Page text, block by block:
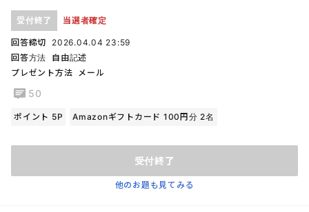
受付終了 当選者確定
回答締切
2026.04.04 23:59
回答方法
自由記述
プレゼント方法
メール
50
ポイント 5P Amazonギフトカード 100円分 2名
受付終了
他のお題も見てみる